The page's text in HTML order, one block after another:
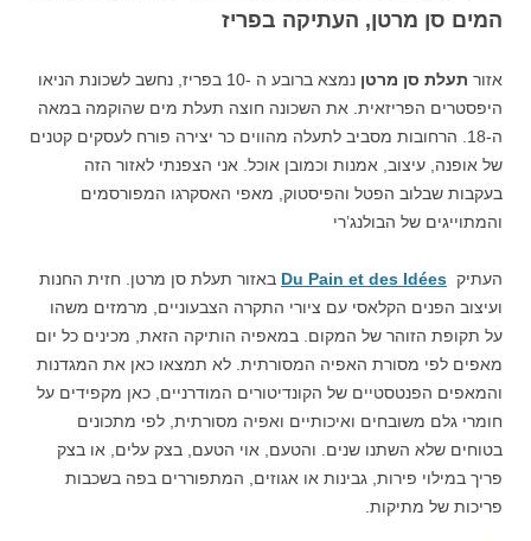
המים סן מרטן, העתיקה בפריז
אזור תעלת סן מרטן
נמצא ברובע ה -10 בפריז, נחשב לשכונת הניאו
היפסטרים הפריזאית. את השכונה חוצה תעלת מים שהוקמה במאה
ה-18. הרחובות מסביב לתעלה מהווים כר יצירה פורח לעסקים קטנים
של אופנה, עיצוב, אמנות וכמובן אוכל. אני הצפנתי לאזור הזה
בעקבות שבלוב הפטל והפיסטוק, מאפי האסקרגו המפורסמים
והמתוייגים של הבולנג’רי
העתיק Du Pain et des Idées באזור תעלת סן מרטן. חזית החנות
ועיצוב הפנים הקלאסי עם ציורי התקרה הצבעוניים, מרמזים משהו
על תקופת הזוהר של המקום. במאפיה הותיקה הזאת, מכינים כל יום
מאפים לפי מסורת האפיה המסורתית. לא תמצאו כאן את המגדנות
והמאפים הפנטסטיים של הקונדיטורים המודרניים, כאן מקפידים על
חומרי גלם משובחים ואיכותיים ואפיה מסורתית, לפי מתכונים
בטוחים שלא השתנו שנים. והטעם, אוי הטעם, בצק עלים, או בצק
פריך במילוי פירות, גבינות או אגוזים, המתפוררים בפה בשכבות
פריכות של מתיקות.